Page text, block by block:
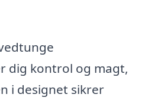
dig kontrol og magt,
i designet sikrer